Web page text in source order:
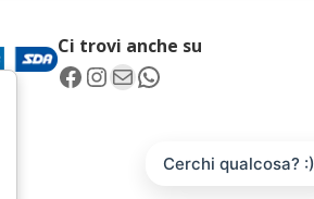
Ci trovi anche su
Facebook InstagramEmail WhatsApp
Cerchi qualcosa? :)